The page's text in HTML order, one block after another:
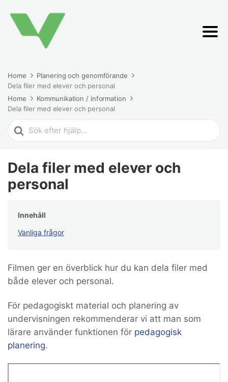
Home
Planering och genomförande
Dela filer med elever och personal
Home
Kommunikation / information
Dela filer med elever och personal
Search
For
Dela filer med elever och
personal
Innehåll
Vanliga frågor
Filmen ger en överblick hur du kan dela filer med
både elever och personal.
För pedagogiskt material och planering av
undervisningen rekommenderar vi att man som
lärare använder funktionen för pedagogisk
planering.